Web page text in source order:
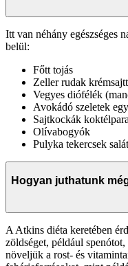
Itt van néhány egészséges
belül:
Főtt tojás
Zeller rudak
Vegyes diófélék
Avokádó szeletek
Sajtkockák
Olívabogyók
Pulyka tekercsek
Hogyan juthatunk
A Atkins diéta keretében
zöldséget, például
növeljük a rost- és